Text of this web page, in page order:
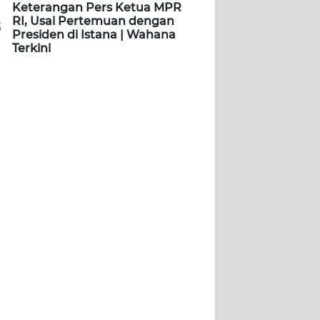
Keterangan Pers Ketua MPR
RI, Usai Pertemuan dengan
Presiden di Istana | Wahana
Terkini